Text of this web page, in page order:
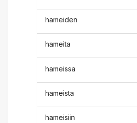
hameiden
hameita
hameissa
hameista
hameisiin